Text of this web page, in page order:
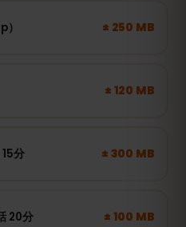
± 250 MB
± 120 MB
分 ± 300 MB
20分 ± 100 MB